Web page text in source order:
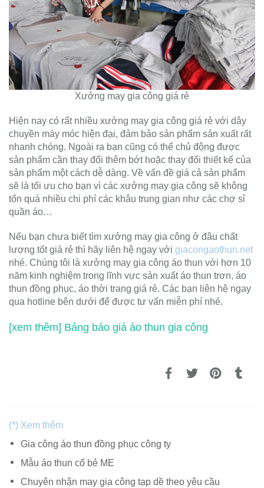
Xưởng may gia công giá rẻ
Hiện nay có rất nhiều xưởng may gia công giá rẻ với dây
chuyền máy móc hiện đại, đảm bảo sản phẩm sản xuất rất
nhanh chóng. Ngoài ra bạn cũng có thể chủ động được
sản phẩm cần thay đổi thêm bớt hoặc thay đổi thiết kế của
sản phẩm một cách dễ dàng. Về vấn đề giá cả sản phẩm
sẽ là tối ưu cho bạn vì các xưởng may gia công sẽ không
tốn quá nhiều chi phí các khâu trung gian như các chợ sỉ
quần áo…
Nếu bạn chưa biết tìm xưởng may gia công ở đâu chất
lượng tốt giá rẻ thì hãy liên hệ ngay với giacongaothun.net
nhé. Chúng tôi là xưởng may gia công áo thun với hơn 10
năm kinh nghiệm trong lĩnh vực sản xuất áo thun trơn, áo
thun đồng phục, áo thời trang giá rẻ. Các bạn liên hệ ngay
qua hotline bên dưới để được tư vấn miễn phí nhé.
[xem thêm] Bảng báo giá áo thun gia công
(*) Xem thêm
Gia công áo thun đồng phục công ty
Mẫu áo thun cổ bẻ ME
Chuyên nhận may gia công tạp dề theo yêu cầu